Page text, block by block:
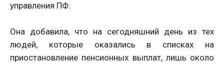
управления ПФ.
Она добавила, что на сегодняшний день из тех
людей, которые оказались в списках на
приостановление пенсионных выплат, лишь около